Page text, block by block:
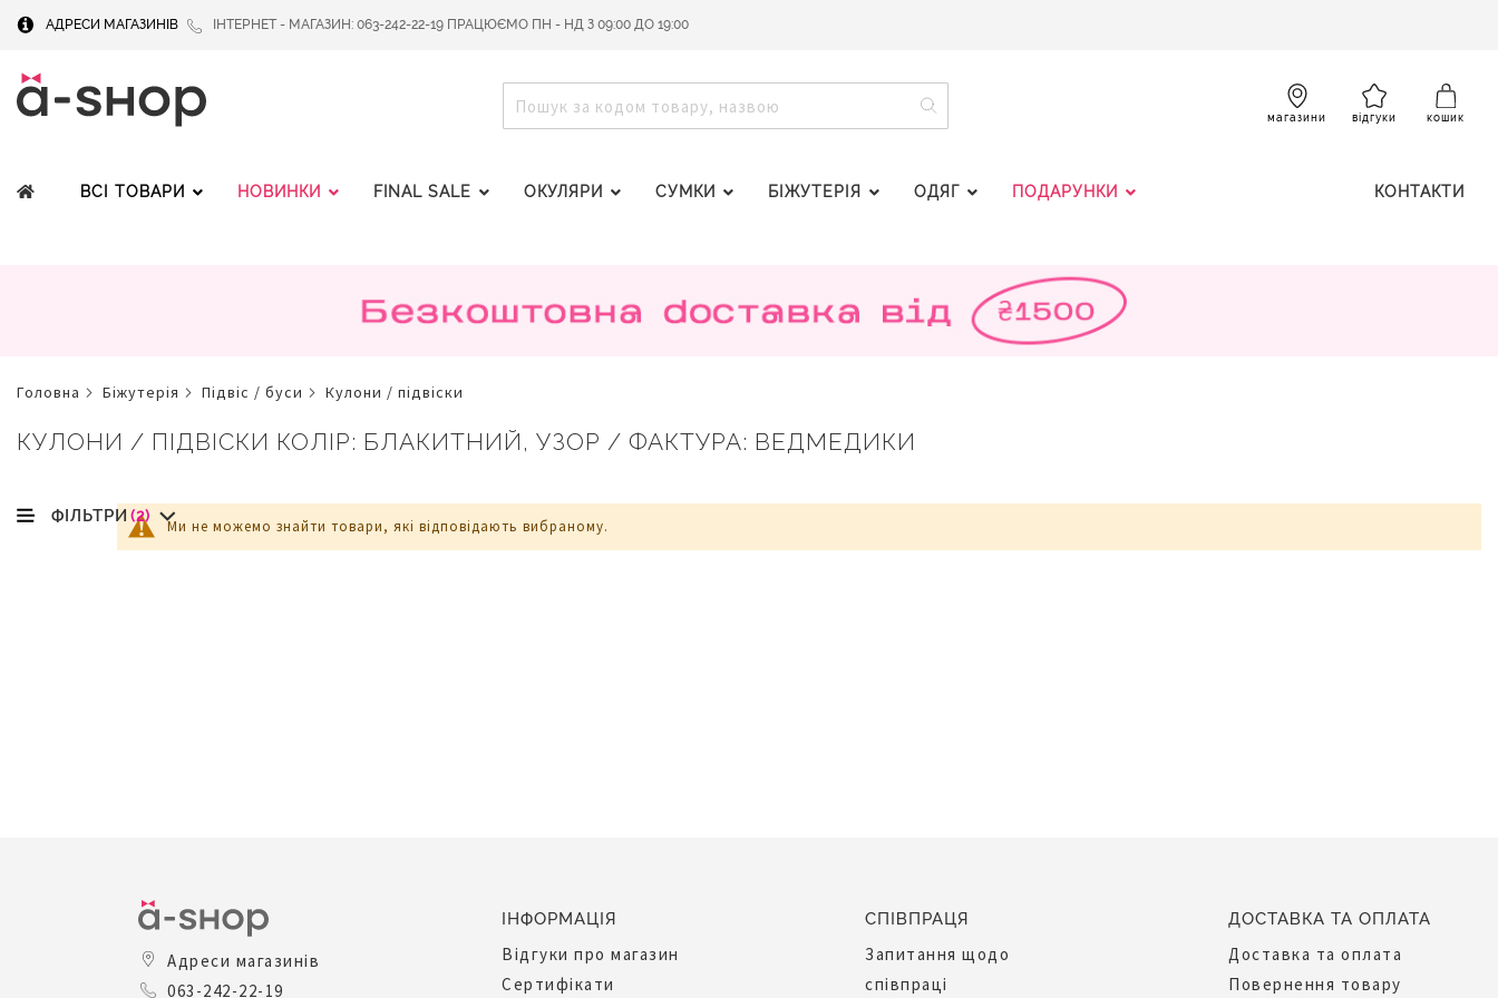
АДРЕСИ МАГАЗИНІВ ІНТЕРНЕТ - МАГАЗИН: 063-242-22-19 ПРАЦЮЄМО ПН - НД З 09:00 ДО 19:00
ПОШУК
магазини відгуки кошик
ВСІ ТОВАРИ НОВИНКИ FINAL SALE ОКУЛЯРИ СУМКИ БІЖУТЕРІЯ ОДЯГ ПОДАРУНКИ КОНТАКТИ
головна біжутерія підвіс / буси кулони / підвіски
КУЛОНИ / ПІДВІСКИ КОЛІР: БЛАКИТНИЙ, УЗОР / ФАКТУРА: ВЕДМЕДИКИ
Ми не можемо знайти товари, які відповідають вибраному.
ФІЛЬТРИ (2)
Адреси магазинів
063-242-22-19
ІНФОРМАЦІЯ
Відгуки про магазин
Сертифікати
СПІВПРАЦЯ
Запитання щодо
співпраці
ДОСТАВКА ТА ОПЛАТА
Доставка та оплата
Повернення товару